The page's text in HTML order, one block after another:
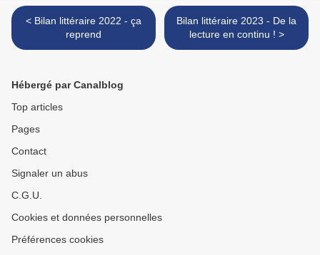
< Bilan littéraire 2022 - ça
reprend
Bilan littéraire 2023 - De la
lecture en continu ! >
Hébergé par Canalblog
Top articles
Pages
Contact
Signaler un abus
C.G.U.
Cookies et données personnelles
Préférences cookies